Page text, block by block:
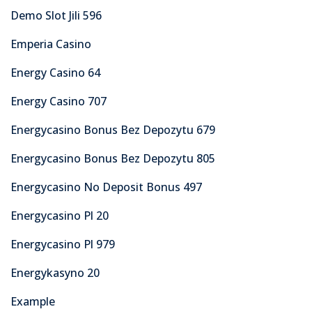
Demo Slot Jili 596
Emperia Casino
Energy Casino 64
Energy Casino 707
Energycasino Bonus Bez Depozytu 679
Energycasino Bonus Bez Depozytu 805
Energycasino No Deposit Bonus 497
Energycasino Pl 20
Energycasino Pl 979
Energykasyno 20
Example